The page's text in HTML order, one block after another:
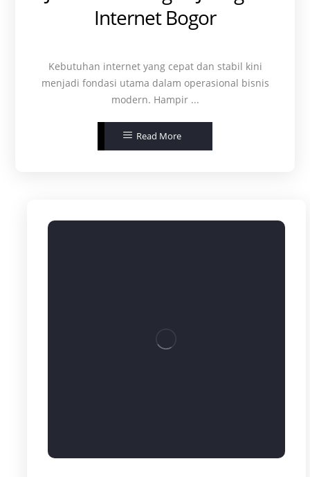
Internet Bogor
Kebutuhan internet yang cepat dan stabil kini
menjadi fondasi utama dalam operasional bisnis
modern. Hampir ...
Read More